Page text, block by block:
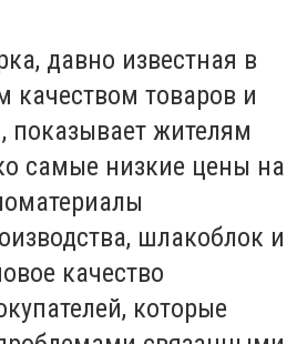
давно известная в
качеством товаров и
жителям
самые низкие цены на
шлакоблок и
качество
которые